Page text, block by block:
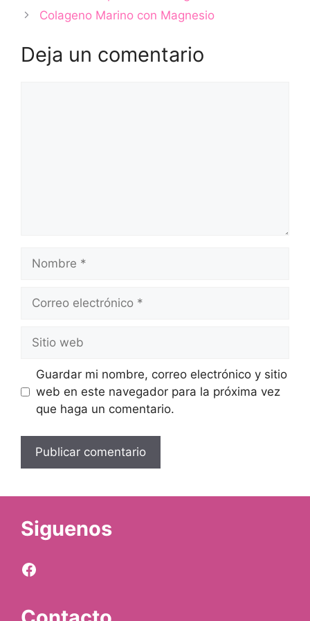
Colageno Marino con Magnesio
Deja un comentario
Nombre
Correo
Sitio
web
Guardar mi nombre, correo electrónico y sitio
web en este navegador para la próxima vez
que haga un comentario.
Siguenos
Facebook